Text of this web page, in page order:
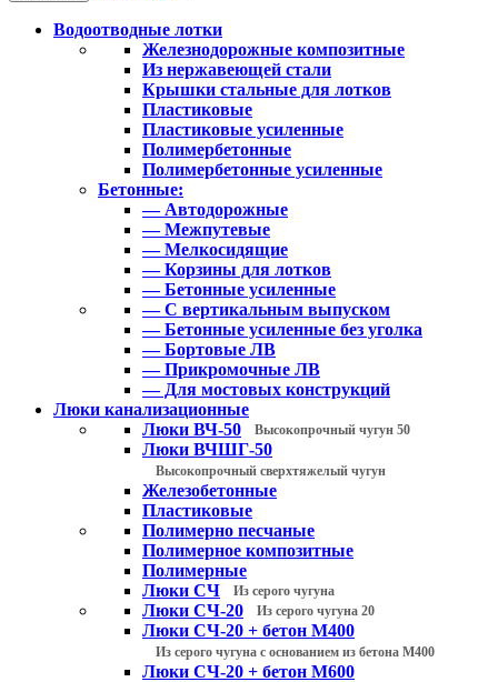
Водоотводные лотки
Железнодорожные композитные
Из нержавеющей стали
Крышки стальные для лотков
Пластиковые
Пластиковые усиленные
Полимербетонные
Полимербетонные усиленные
Бетонные:
— Автодорожные
— Межпутевые
— Мелкосидящие
— Корзины для лотков
— Бетонные усиленные
— С вертикальным выпуском
— Бетонные усиленные без уголка
— Бортовые ЛВ
— Прикромочные ЛВ
— Для мостовых конструкций
Люки канализационные
Люки ВЧ-50
Высокопрочный чугун 50
Люки ВЧШГ-50
Высокопрочный сверхтяжелый чугун
Железобетонные
Пластиковые
Полимерно песчаные
Полимерное композитные
Полимерные
Люки СЧ
Из серого чугуна
Люки СЧ-20 Из серого чугуна 20
Люки СЧ-20 + бетон М400
Из серого чугуна с основанием из бетона М400
Люки СЧ-20 + бетон М600